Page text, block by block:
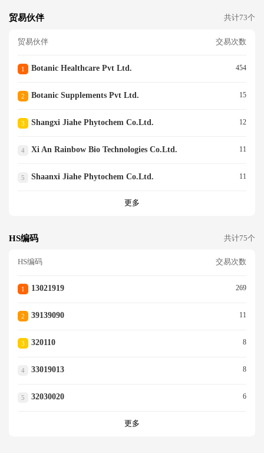
贸易伙伴 共计73个
贸易伙伴 交易次数
1 Botanic Healthcare Pvt Ltd. 454
2 Botanic Supplements Pvt Ltd. 15
3 Shangxi Jiahe Phytochem Co.ltd. 12
4 Xi An Rainbow Bio Technologies Co.ltd. 11
5 Shaanxi Jiahe Phytochem Co.ltd. 11
更多
HS编码 共计75个
HS编码 交易次数
1 13021919 269
2 39139090 11
3 320110 8
4 33019013 8
5 32030020 6
更多